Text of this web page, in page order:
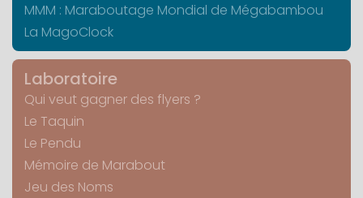
MMM : Maraboutage Mondial de Mégabambou
La MagoClock
Laboratoire
Qui veut gagner des flyers ?
Le Taquin
Le Pendu
Mémoire de Marabout
Jeu des Noms